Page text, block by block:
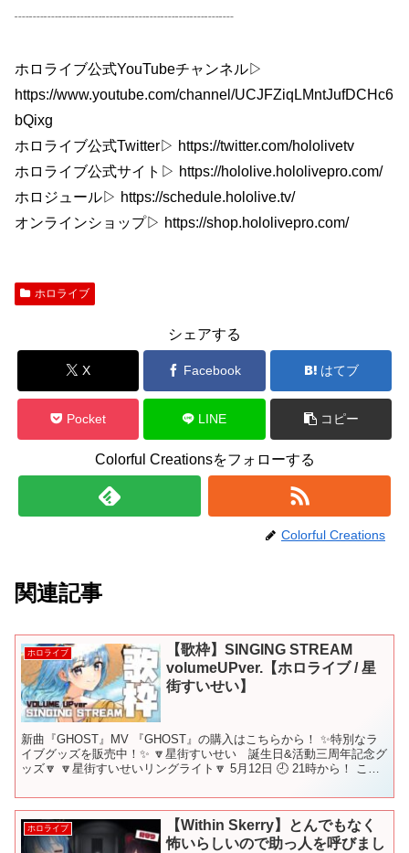
┈┈┈┈┈┈┈┈┈┈┈┈┈┈┈
ホロライブ公式YouTubeチャンネル▷
https://www.youtube.com/channel/UCJFZiqLMntJufDCHc6
bQixg
ホロライブ公式Twitter▷ https://twitter.com/hololivetv
ホロライブ公式サイト▷ https://hololive.hololivepro.com/
ホロジュール▷ https://schedule.hololive.tv/
オンラインショップ▷ https://shop.hololivepro.com/
ホロライブ
シェアする
X Facebook はてブ
Pocket LINE コピー
Colorful Creationsをフォローする
Colorful Creations
関連記事
ホロライブ
【歌枠】SINGING STREAM
volumeUPver.【ホロライブ / 星
街すいせい】
新曲『GHOST』MV 『GHOST』の購入はこちらから！ ✨特別なラ
イブグッズを販売中！✨ 🔽星街すいせい 誕生日&活動三周年記念グ
ッズ🔽 🔽星街すいせいリングライト🔽 5月12日 🕘 21時から！ この
ホロライブ
【Within Skerry】とんでもなく
怖いらしいので助っ人を呼びまし